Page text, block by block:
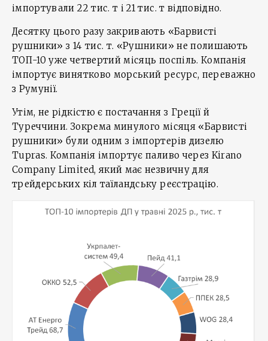
імпортували 22 тис. т і 21 тис. т відповідно.
Десятку цього разу закривають «Барвисті
рушники» з 14 тис. т. «Рушники» не полишають
ТОП-10 уже четвертий місяць поспіль. Компанія
імпортує винятково морський ресурс, переважно
з Румунії.
Утім, не рідкістю є постачання з Греції й
Туреччини. Зокрема минулого місяця «Барвисті
рушники» були одним з імпортерів дизелю
Tupras. Компанія імпортує паливо через Kirano
Company Limited, який має незвичну для
трейдерських кіл таїландську реєстрацію.